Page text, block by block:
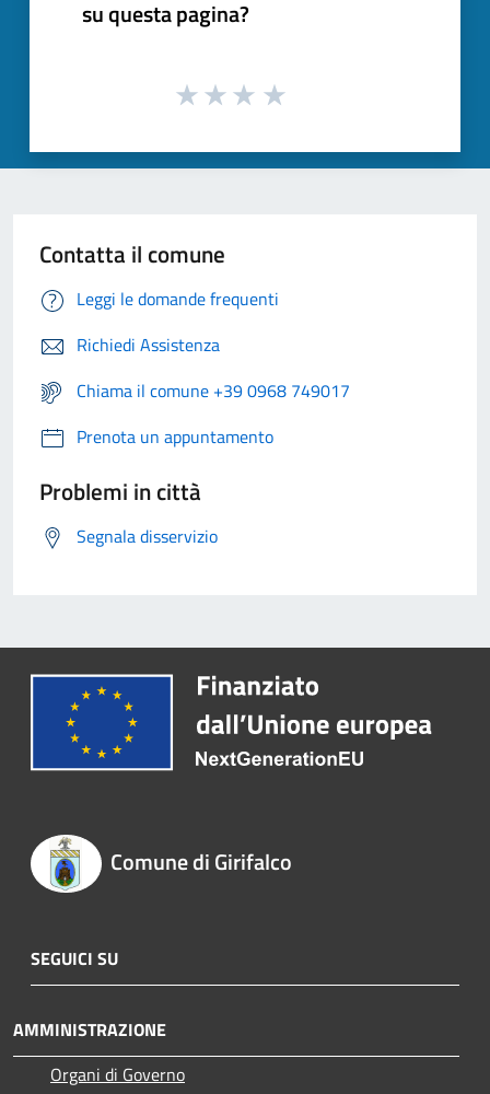
su questa pagina?
Contatta il comune
Leggi le domande frequenti
Richiedi Assistenza
Chiama il comune +39 0968 749017
Prenota un appuntamento
Problemi in città
Segnala disservizio
Comune di Girifalco
SEGUICI SU
AMMINISTRAZIONE
Organi di Governo